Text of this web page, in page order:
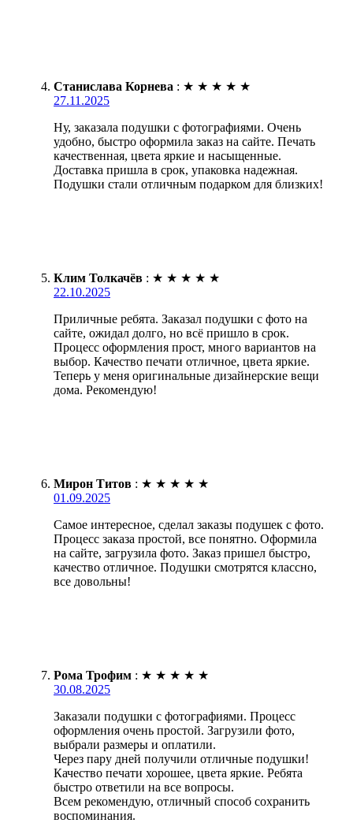
Станислава Корнева : ★ ★ ★ ★ ★
27.11.2025
Ну, заказала подушки с фотографиями. Очень
удобно, быстро оформила заказ на сайте. Печать
качественная, цвета яркие и насыщенные.
Доставка пришла в срок, упаковка надежная.
Подушки стали отличным подарком для близких!
Клим Толкачёв : ★ ★ ★ ★ ★
22.10.2025
Приличные ребята. Заказал подушки с фото на
сайте, ожидал долго, но всё пришло в срок.
Процесс оформления прост, много вариантов на
выбор. Качество печати отличное, цвета яркие.
Теперь у меня оригинальные дизайнерские вещи
дома. Рекомендую!
Мирон Титов : ★ ★ ★ ★ ★
01.09.2025
Самое интересное, сделал заказы подушек с фото.
Процесс заказа простой, все понятно. Оформила
на сайте, загрузила фото. Заказ пришел быстро,
качество отличное. Подушки смотрятся классно,
все довольны!
Рома Трофим : ★ ★ ★ ★ ★
30.08.2025
Заказали подушки с фотографиями. Процесс
оформления очень простой. Загрузили фото,
выбрали размеры и оплатили.
Через пару дней получили отличные подушки!
Качество печати хорошее, цвета яркие. Ребята
быстро ответили на все вопросы.
Всем рекомендую, отличный способ сохранить
воспоминания.